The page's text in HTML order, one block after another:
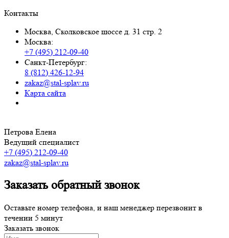
Контакты
Москва, Сколковское шоссе д. 31 стр. 2
Москва:
+7 (495) 212-09-40
Санкт-Петербург:
8 (812) 426-12-94
zakaz@stal-splav.ru
Карта сайта
Петрова Елена
Ведущий специалист
+7 (495) 212-09-40
zakaz@stal-splav.ru
Заказать обратный звонок
Оставьте номер телефона, и наш менеджер перезвонит в
течении 5 минут
Заказать звонок